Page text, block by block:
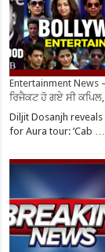
Entertainment News
ਰਿਜੈਕਟ ਹੋ ਗਏ ਸੀ
Diljit Dosanjh
for Aura tour: ‘Cab …